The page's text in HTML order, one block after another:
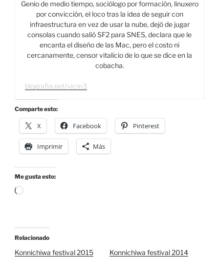
Genio de medio tiempo, sociólogo por formación, linuxero
por convicción, el loco tras la idea de seguir con
infraestructura en vez de usar la nube, dejó de jugar
consolas cuando salió SF2 para SNES, declara que le
encanta el diseño de las Mac, pero el costo ni
cercanamente, censor vitalicio de lo que se dice en la
cobacha.
blografia.net/vicm3
Comparte esto:
X Facebook Pinterest
Imprimir Más
Me gusta esto:
Cargando...
Relacionado
Konnichiwa festival 2015
Konnichiwa festival 2014